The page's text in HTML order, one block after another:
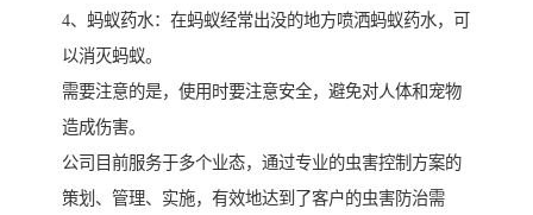
4、蚂蚁药水：在蚂蚁经常出没的地方喷洒蚂蚁药水，可
以消灭蚂蚁。
需要注意的是，使用时要注意安全，避免对人体和宠物
造成伤害。
公司目前服务于多个业态，通过专业的虫害控制方案的
策划、管理、实施，有效地达到了客户的虫害防治需